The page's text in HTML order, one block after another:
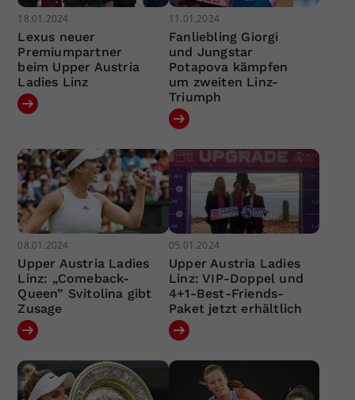
18.01.2024
Lexus neuer
Premiumpartner
beim Upper Austria
Ladies Linz
11.01.2024
Fanliebling Giorgi
und Jungstar
Potapova kämpfen
um zweiten Linz-
Triumph
08.01.2024
Upper Austria Ladies
Linz: „Comeback-
Queen” Svitolina gibt
Zusage
05.01.2024
Upper Austria Ladies
Linz: VIP-Doppel und
4+1-Best-Friends-
Paket jetzt erhältlich